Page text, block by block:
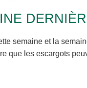
semaine et la
que les escargots